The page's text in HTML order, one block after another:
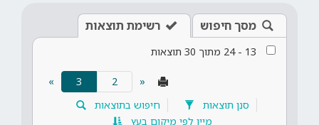
מסך חיפוש רשימת תוצאות
13
-
24 מתוך 30 תוצאות
«
3
(current)
»
סנן תוצאות
חיפוש בתוצאות
מיין לפי מיקום בעץ